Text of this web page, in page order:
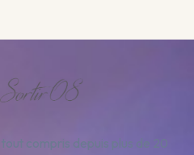
compris depuis plus de 20